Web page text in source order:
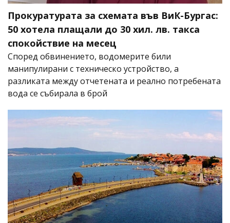
Прокуратурата за схемата във ВиК-Бургас:
50 хотела плащали до 30 хил. лв. такса
спокойствие на месец
Според обвинението, водомерите били
манипулирани с техническо устройство, а
разликата между отчетената и реално потребената
вода се събирала в брой